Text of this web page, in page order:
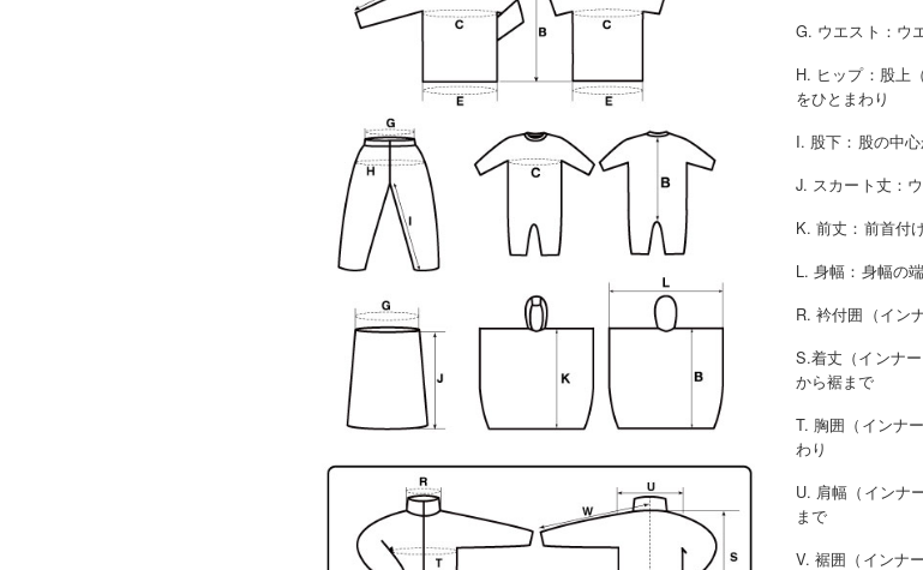
G. ウエスト ： ウ
H. ヒップ： 股上
をひとまわり
I. 股下 ： 股の中
J. スカート丈 ：
K. 前丈 ： 前首付
L. 身幅 ： 身幅の
R. 衿付囲（インナ
S.着丈（インナー
から裾まで
T. 胸囲（インナー
わり
U. 肩幅（インナー
まで
V. 裾囲（インナー